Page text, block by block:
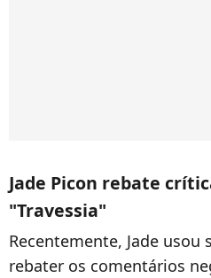
Jade Picon rebate
"Travessia"
Recentemente, Jade usou
rebater os comentários